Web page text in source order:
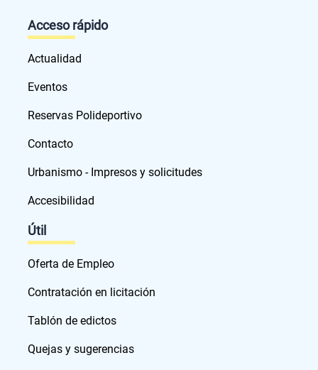
Acceso rápido
Actualidad
Eventos
Reservas Polideportivo
Contacto
Urbanismo - Impresos y solicitudes
Accesibilidad
Útil
Oferta de Empleo
Contratación en licitación
Tablón de edictos
Quejas y sugerencias